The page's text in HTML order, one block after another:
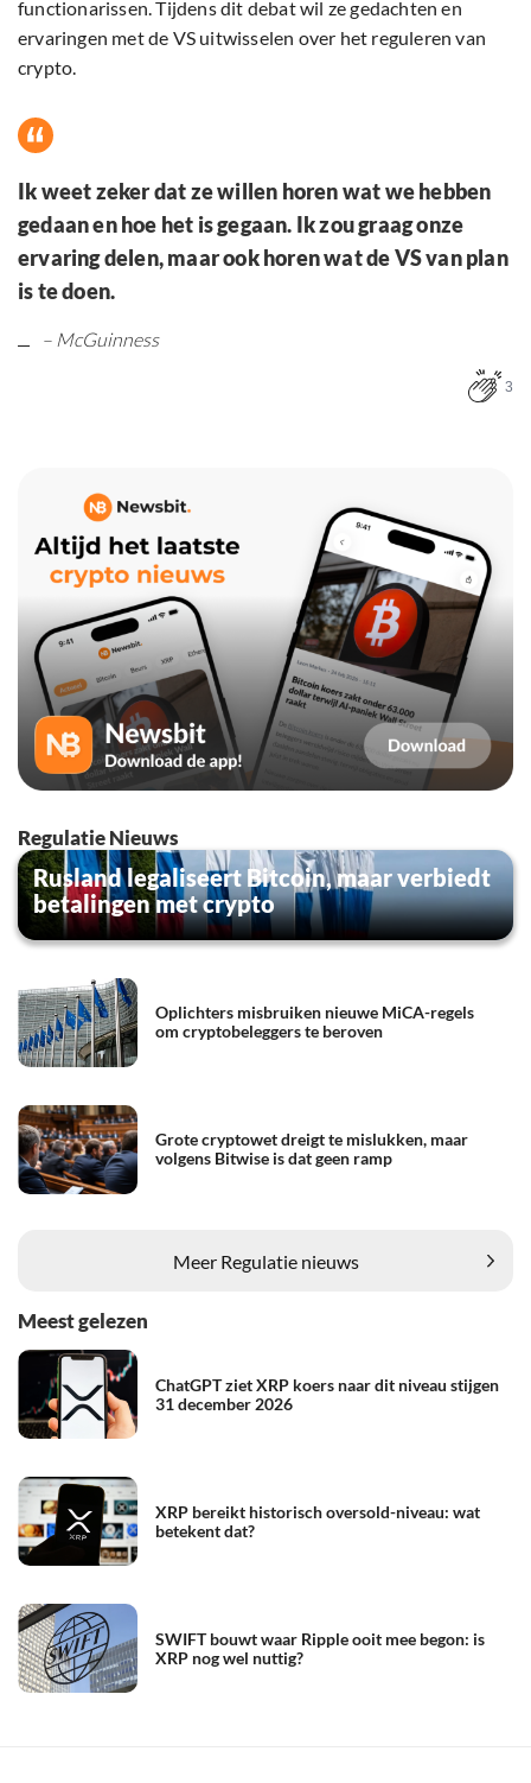
functionarissen. Tijdens dit debat wil ze gedachten en
ervaringen met de VS uitwisselen over het reguleren van
crypto.
Ik weet zeker dat ze willen horen wat we hebben
gedaan en hoe het is gegaan. Ik zou graag onze
ervaring delen, maar ook horen wat de VS van plan
is te doen.
– McGuinness
3
Regulatie Nieuws
Rusland legaliseert Bitcoin, maar verbiedt
betalingen met crypto
Oplichters misbruiken nieuwe MiCA-regels
om cryptobeleggers te beroven
Grote cryptowet dreigt te mislukken, maar
volgens Bitwise is dat geen ramp
Meer Regulatie nieuws
Meest gelezen
ChatGPT ziet XRP koers naar dit niveau stijgen
31 december 2026
XRP bereikt historisch oversold-niveau: wat
betekent dat?
SWIFT bouwt waar Ripple ooit mee begon: is
XRP nog wel nuttig?